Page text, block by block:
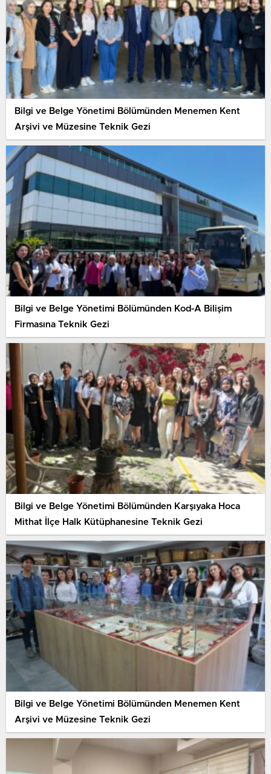
Bilgi ve Belge Yönetimi Bölümünden Menemen Kent
Arşivi ve Müzesine Teknik Gezi
Bilgi ve Belge Yönetimi Bölümünden Kod-A Bilişim
Firmasına Teknik Gezi
Bilgi ve Belge Yönetimi Bölümünden Karşıyaka Hoca
Mithat İlçe Halk Kütüphanesine Teknik Gezi
Bilgi ve Belge Yönetimi Bölümünden Menemen Kent
Arşivi ve Müzesine Teknik Gezi